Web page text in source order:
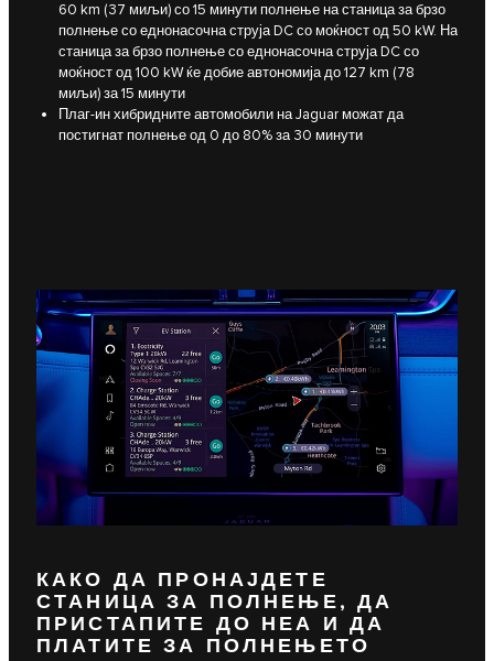
60 km (37 миљи) со 15 минути полнење на станица за брзо
полнење со еднонасочна струја DC со моќност од 50 kW. На
станица за брзо полнење со еднонасочна струја DC со
моќност од 100 kW ќе добие автономија до 127 km (78
миљи) за 15 минути
Плаг-ин хибридните автомобили на Jaguar можат да
постигнат полнење од 0 до 80% за 30 минути
КАКО ДА ПРОНАЈДЕТЕ
СТАНИЦА ЗА ПОЛНЕЊЕ, ДА
ПРИСТАПИТЕ ДО НЕА И ДА
ПЛАТИТЕ ЗА ПОЛНЕЊЕТО